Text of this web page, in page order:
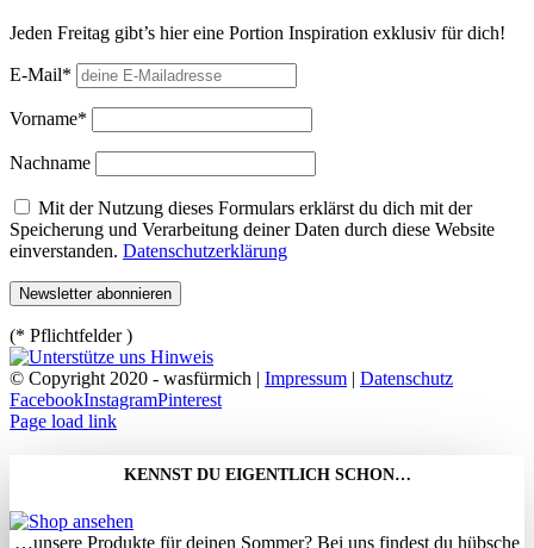
Jeden Freitag gibt’s hier eine Portion Inspiration exklusiv für dich!
E-Mail*
Vorname*
Nachname
Mit der Nutzung dieses Formulars erklärst du dich mit der
Speicherung und Verarbeitung deiner Daten durch diese Website
einverstanden. Datenschutzerklärung
(* Pflichtfelder )
© Copyright 2020 - wasfürmich | Impressum | Datenschutz
FacebookInstagramPinterest
Page load link
KENNST DU EIGENTLICH SCHON…
…unsere Produkte für deinen Sommer? Bei uns findest du hübsche